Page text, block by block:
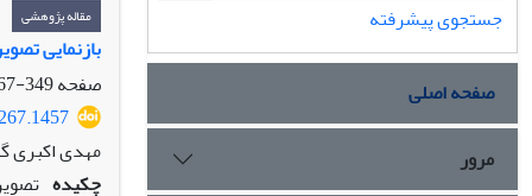
مقاله پژوهشی
بازنمایی
صفحه349-367
مهدی اکبری
چکیده
جستجوی پیشرفته
صفحه اصلی
مرور